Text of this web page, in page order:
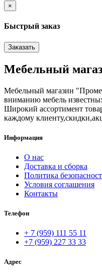
×
Быстрый заказ
Заказать
Мебельный
Мебельный магазин
вниманию мебель
Широкий ассортимент
каждому
Информация
О нас
Доставка и сборка
Политика
Условия соглашения
Контакты
Телефон
+ 7 (959) 111 55 11
+7 (959) 227 33 33
Адрес